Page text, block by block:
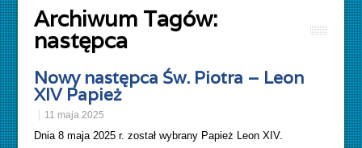
Archiwum Tagów:
następca
Nowy następca Św. Piotra – Leon
XIV Papież
11 maja 2025
Dnia 8 maja 2025 r. został wybrany Papież Leon XIV.